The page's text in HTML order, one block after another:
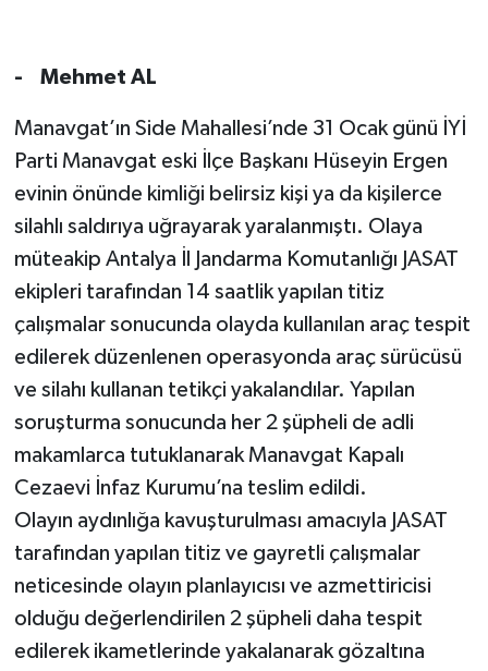
- Mehmet AL
Manavgat’ın Side Mahallesi’nde 31 Ocak günü İYİ
Parti Manavgat eski İlçe Başkanı Hüseyin Ergen
evinin önünde kimliği belirsiz kişi ya da kişilerce
silahlı saldırıya uğrayarak yaralanmıştı. Olaya
müteakip Antalya İl Jandarma Komutanlığı JASAT
ekipleri tarafından 14 saatlik yapılan titiz
çalışmalar sonucunda olayda kullanılan araç tespit
edilerek düzenlenen operasyonda araç sürücüsü
ve silahı kullanan tetikçi yakalandılar. Yapılan
soruşturma sonucunda her 2 şüpheli de adli
makamlarca tutuklanarak Manavgat Kapalı
Cezaevi İnfaz Kurumu’na teslim edildi.
Olayın aydınlığa kavuşturulması amacıyla JASAT
tarafından yapılan titiz ve gayretli çalışmalar
neticesinde olayın planlayıcısı ve azmettiricisi
olduğu değerlendirilen 2 şüpheli daha tespit
edilerek ikametlerinde yakalanarak gözaltına